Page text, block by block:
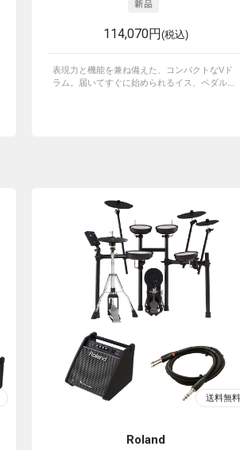
114,070円(税込)
表現力と機能を兼ね備えた、コンパクトなVド
ラム。届いてすぐに始められるイス、ペダル...
Roland